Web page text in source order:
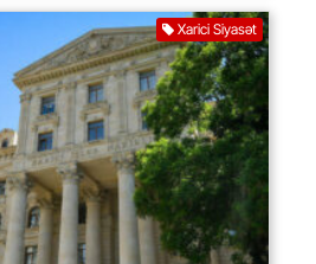
Xarici Siyasət